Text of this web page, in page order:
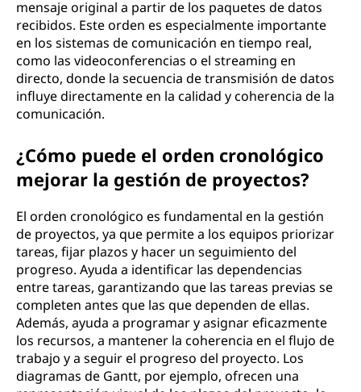
mensaje original a partir de los paquetes de datos
recibidos. Este orden es especialmente importante
en los sistemas de comunicación en tiempo real,
como las videoconferencias o el streaming en
directo, donde la secuencia de transmisión de datos
influye directamente en la calidad y coherencia de la
comunicación.
¿Cómo puede el orden cronológico
mejorar la gestión de proyectos?
El orden cronológico es fundamental en la gestión
de proyectos, ya que permite a los equipos priorizar
tareas, fijar plazos y hacer un seguimiento del
progreso. Ayuda a identificar las dependencias
entre tareas, garantizando que las tareas previas se
completen antes que las que dependen de ellas.
Además, ayuda a programar y asignar eficazmente
los recursos, a mantener la coherencia en el flujo de
trabajo y a seguir el progreso del proyecto. Los
diagramas de Gantt, por ejemplo, ofrecen una